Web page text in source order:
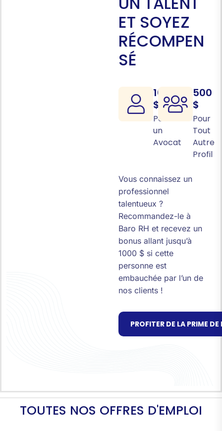
ET SOYEZ
RÉCOMPEN
SÉ
1000
$
Pour
un
Avocat
500
$
Pour
Tout
Autre
Profil
Vous connaissez un
professionnel
talentueux ?
Recommandez-le à
Baro RH et recevez un
bonus allant jusqu’à
1000 $ si cette
personne est
embauchée par l’un de
nos clients !
PROFITER DE LA PRIME
TOUTES NOS OFFRES D'EMPLOI